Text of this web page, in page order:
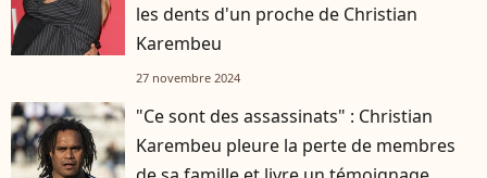
les dents d'un proche de Christian
Karembeu
27 novembre 2024
"Ce sont des assassinats" : Christian
Karembeu pleure la perte de membres